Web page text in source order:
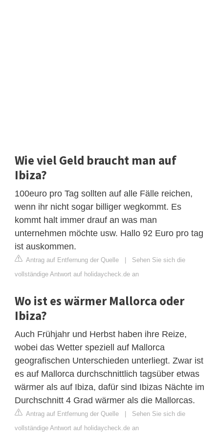
Wie viel Geld braucht man auf
Ibiza?
100euro pro Tag sollten auf alle Fälle reichen,
wenn ihr nicht sogar billiger wegkommt. Es
kommt halt immer drauf an was man
unternehmen möchte usw. Hallo 92 Euro pro tag
ist auskommen.
Antrag auf Entfernung der Quelle | Sehen Sie sich die
vollständige Antwort auf holidaycheck.de an
Wo ist es wärmer Mallorca oder
Ibiza?
Auch Frühjahr und Herbst haben ihre Reize,
wobei das Wetter speziell auf Mallorca
geografischen Unterschieden unterliegt. Zwar ist
es auf Mallorca durchschnittlich tagsüber etwas
wärmer als auf Ibiza, dafür sind Ibizas Nächte im
Durchschnitt 4 Grad wärmer als die Mallorcas.
Antrag auf Entfernung der Quelle | Sehen Sie sich die
vollständige Antwort auf holidaycheck.de an